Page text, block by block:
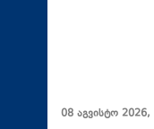
08 აგვისტო 2026,